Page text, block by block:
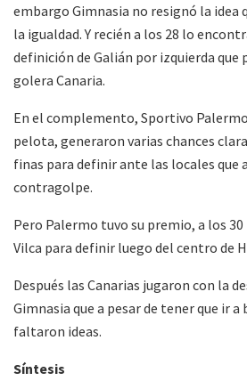
embargo Gimnasia no resignó la idea
la igualdad. Y recién a los 28 lo
definición de Galián por izquierda que
golera Canaria.
En el complemento, Sportivo
pelota, generaron varias chances
finas para definir ante las locales que
contragolpe.
Pero Palermo tuvo su premio, a los
Vilca para definir luego del centro de
Después las Canarias jugaron con la
Gimnasia que a pesar de tener que ir a
faltaron ideas.
Síntesis